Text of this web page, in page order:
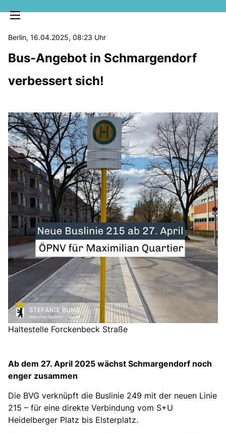
MELDUNGEN
SOZIALE MEDIEN
KLARTEXT
Berlin, 16.04.2025, 08:23 Uhr
Bus-Angebot in Schmargendorf
verbessert sich!
Ab dem 27. April 2025 wächst Schmargendorf noch
enger zusammen
Die BVG verknüpft die Buslinie 249 mit der neuen Linie
215 – für eine direkte Verbindung vom S+U
Heidelberger Platz bis Elsterplatz.
Haltestelle Forckenbeck Straße